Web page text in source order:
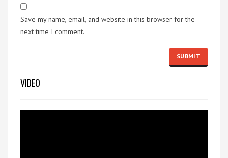
Save my name, email, and website in this browser for the
next time I comment.
VIDEO